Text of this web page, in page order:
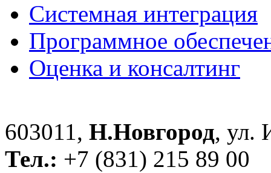
Системная интеграция
Программное
Оценка и консалтинг
603011, Н.Новгород, ул.
Тел.: +7 (831) 215 89 00